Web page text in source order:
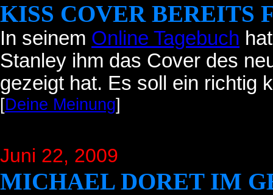
KISS COVER BEREITS
In seinem Online Tagebuch
Stanley ihm das Cover des
gezeigt hat. Es soll ein richtig
[Deine Meinung]
Juni 22, 2009
MICHAEL DORET IM